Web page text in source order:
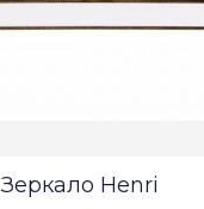
Зеркало Henri